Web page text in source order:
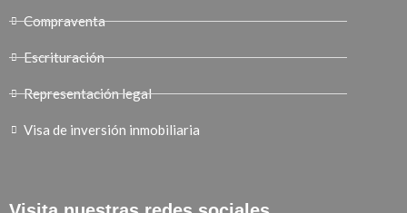
Compraventa
Escrituración
Representación legal
Visa de inversión inmobiliaria